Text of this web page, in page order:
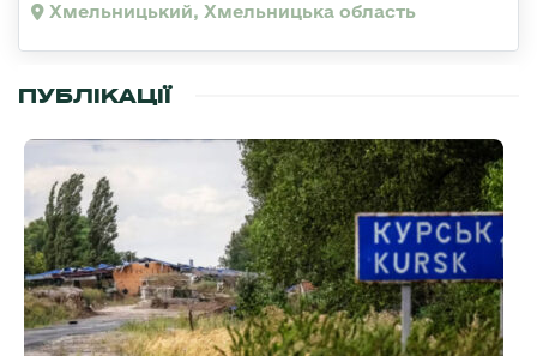
Хмельницький, Хмельницька область
ПУБЛІКАЦІЇ